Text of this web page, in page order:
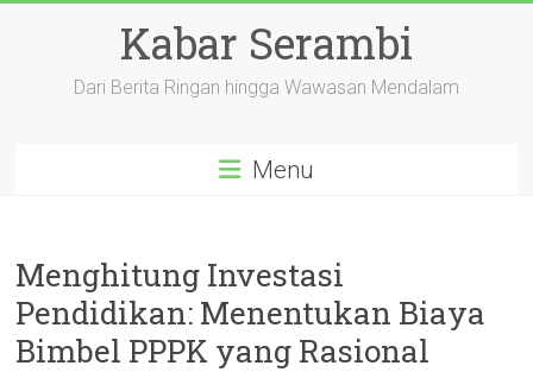
Kabar Serambi
Dari Berita Ringan hingga Wawasan Mendalam
Menu
Menghitung Investasi
Pendidikan: Menentukan Biaya
Bimbel PPPK yang Rasional